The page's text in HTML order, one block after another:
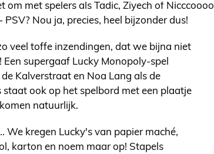
om met spelers als Tadic, Ziyech of Nicccoooo
Nou ja, precies, heel bijzonder dus!
veel toffe inzendingen, dat we bijna niet
Een supergaaf Lucky Monopoly-spel
Kalverstraat en Noa Lang als de
staat ook op het spelbord met een plaatje
natuurlijk.
We kregen Lucky's van papier maché,
karton en noem maar op! Stapels